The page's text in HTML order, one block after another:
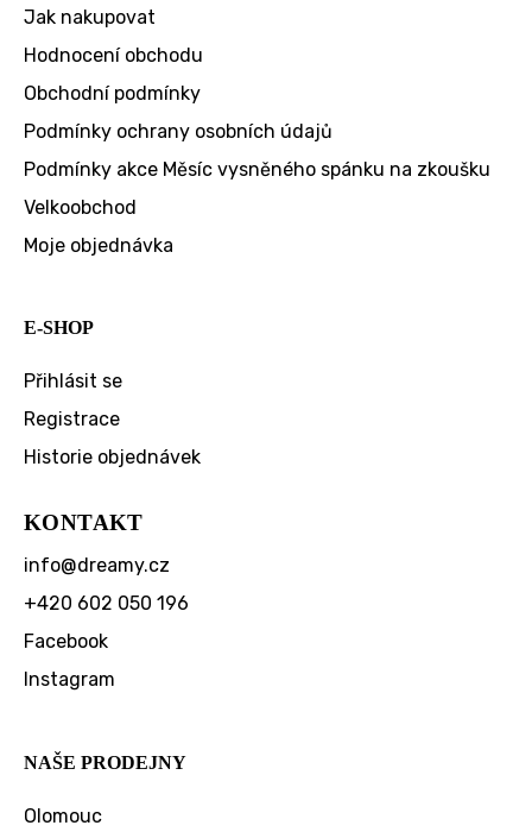
Jak nakupovat
Hodnocení obchodu
Obchodní podmínky
Podmínky ochrany osobních údajů
Podmínky akce Měsíc vysněného spánku na zkoušku
Velkoobchod
Moje objednávka
E-SHOP
Přihlásit se
Registrace
Historie objednávek
KONTAKT
info@dreamy.cz
+420 602 050 196
Facebook
Instagram
NAŠE PRODEJNY
Olomouc